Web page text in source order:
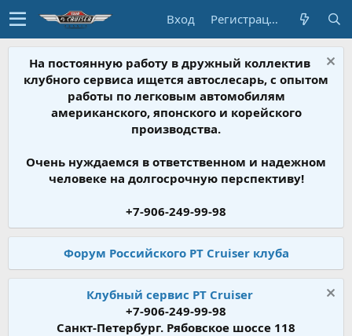
Вход Регистрация
На постоянную работу в дружный коллектив
клубного сервиса ищется автослесарь, с опытом
работы по легковым автомобилям
американского, японского и корейского
производства.
Очень нуждаемся в ответственном и надежном
человеке на долгосрочную перспективу!
+7-906-249-99-98
Форум Российского PT Cruiser клуба
Клубный сервис PT Cruiser
+7-906-249-99-98
Санкт-Петербург. Рябовское шоссе 118